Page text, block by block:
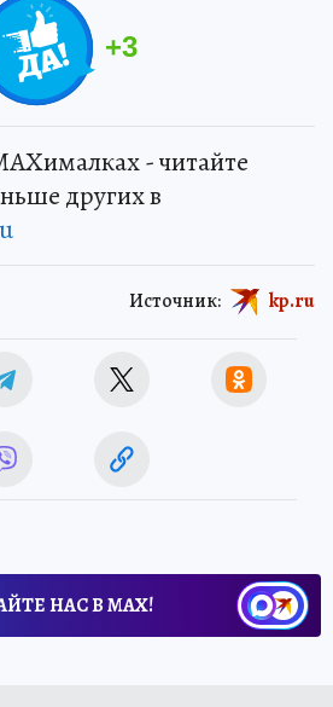
+3
- читайте
других в
Источник: kp.ru
НАС В МАХ!